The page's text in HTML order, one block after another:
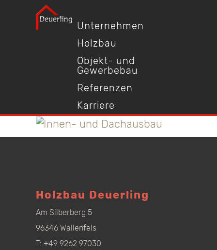
Unternehmen
Holzbau
Objekt- und
Gewerbebau
Referenzen
Karriere
Holzbau Deuerling
Am Silberberg 5
96346 Wallenfels
T: +49 9262 97030